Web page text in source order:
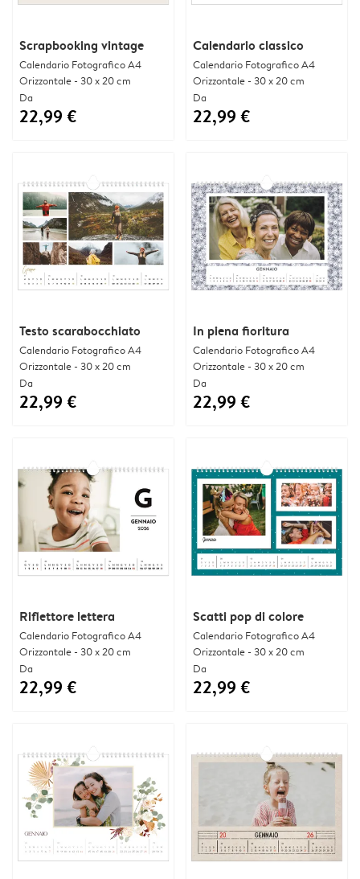
Scrapbooking vintage
Calendario Fotografico A4
Orizzontale - 30 x 20 cm
Da
22,99 €
Calendario classico
Calendario Fotografico A4
Orizzontale - 30 x 20 cm
Da
22,99 €
Testo scarabocchiato
Calendario Fotografico A4
Orizzontale - 30 x 20 cm
Da
22,99 €
In piena fioritura
Calendario Fotografico A4
Orizzontale - 30 x 20 cm
Da
22,99 €
Riflettore lettera
Calendario Fotografico A4
Orizzontale - 30 x 20 cm
Da
22,99 €
Scatti pop di colore
Calendario Fotografico A4
Orizzontale - 30 x 20 cm
Da
22,99 €